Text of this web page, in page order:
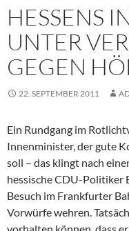
HESSENS
UNTER
GEGEN
22. SEPTEMBER 2011
Ein Rundgang im
Innenminister, der gute
soll – das klingt nach
hessische CDU-Politiker
Besuch im Frankfurter
Vorwürfe wehren.